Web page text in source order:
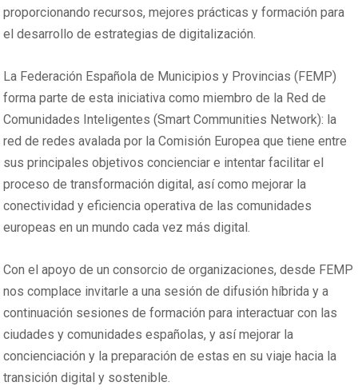
proporcionando recursos, mejores prácticas y formación para
el desarrollo de estrategias de digitalización.
La Federación Española de Municipios y Provincias (FEMP)
forma parte de esta iniciativa como miembro de la Red de
Comunidades Inteligentes (Smart Communities Network): la
red de redes avalada por la Comisión Europea que tiene entre
sus principales objetivos concienciar e intentar facilitar el
proceso de transformación digital, así como mejorar la
conectividad y eficiencia operativa de las comunidades
europeas en un mundo cada vez más digital.
Con el apoyo de un consorcio de organizaciones, desde FEMP
nos complace invitarle a una sesión de difusión híbrida y a
continuación sesiones de formación para interactuar con las
ciudades y comunidades españolas, y así mejorar la
concienciación y la preparación de estas en su viaje hacia la
transición digital y sostenible.